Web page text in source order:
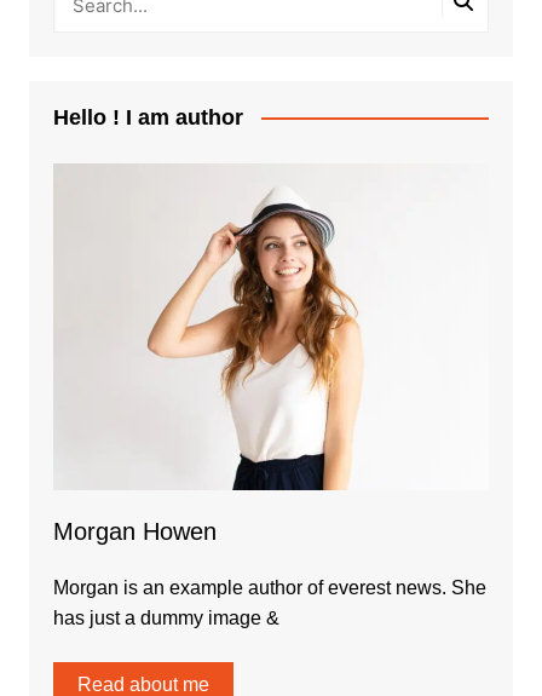
Hello ! I am author
Morgan Howen
Morgan is an example author of everest news. She
has just a dummy image &
Read about me